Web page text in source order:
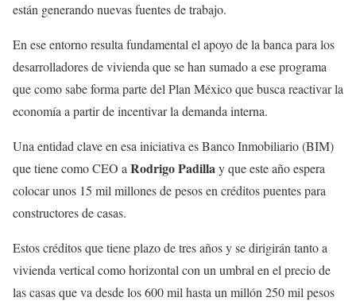
están generando nuevas fuentes de trabajo.
En ese entorno resulta fundamental el apoyo de la banca para los
desarrolladores de vivienda que se han sumado a ese programa
que como sabe forma parte del Plan México que busca reactivar la
economía a partir de incentivar la demanda interna.
Una entidad clave en esa iniciativa es Banco Inmobiliario (BIM)
que tiene como CEO a Rodrigo Padillay que este año espera
colocar unos 15 mil millones de pesos en créditos puentes para
constructores de casas.
Estos créditos que tiene plazo de tres años y se dirigirán tanto a
vivienda vertical como horizontal con un umbral en el precio de
las casas que va desde los 600 mil hasta un millón 250 mil pesos